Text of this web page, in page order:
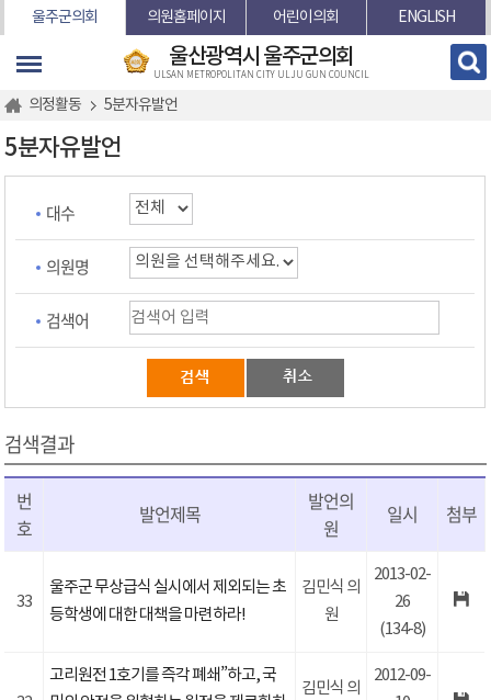
본문바로가기
울주군의회 의원홈페이지 어린이의회 ENGLISH
울산광역시 울주군의회
ULSAN METROPOLITAN CITY ULJU GUN COUNCIL
의정활동 5분자유발언
5분자유발언
대수
의원명
검색어
검색결과
번
호
발언제목
발언의
원
일시 첨부
33
울주군 무상급식 실시에서 제외되는 초
등학생에 대한 대책을 마련하라!
김민식 의
원
2013-02-
26
(134-8)
고리원전 1호기를 즉각 폐쇄”하고, 국
김민식 의
2012-09-